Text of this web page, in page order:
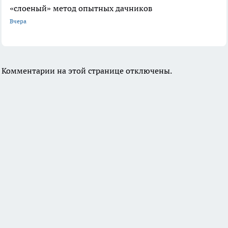
«слоеный» метод опытных дачников
Вчера
Комментарии на этой странице отключены.